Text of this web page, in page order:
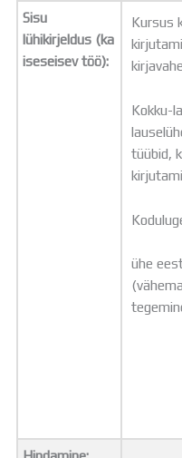
Sisu
lühikirjeldus (ka
iseseisev töö):
Kursus
Kokku-
tüübid,
ühe